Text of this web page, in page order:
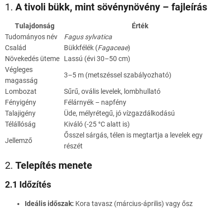
1. A tivoli bükk, mint sövénynövény – fajleírás
Tulajdonság
Érték
Tudományos név
Fagus sylvatica
Család
Bükkfélék (Fagaceae)
Növekedés üteme
Lassú (évi 30–50 cm)
Végleges
magasság
3–5 m (metszéssel szabályozható)
Lombozat
Sűrű, ovális levelek, lombhullató
Fényigény
Félárnyék – napfény
Talajigény
Üde, mélyrétegű, jó vízgazdálkodású
Télállóság
Kiváló (-25 °C alatt is)
Jellemző
Ősszel sárgás, télen is megtartja a levelek egy
részét
2. Telepítés menete
2.1 Időzítés
Ideális időszak: Kora tavasz (március-április) vagy ősz